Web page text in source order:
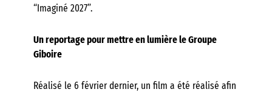
“Imaginé 2027”.
Un reportage pour mettre en lumière le Groupe
Giboire
Réalisé le 6 février dernier, un film a été réalisé afin